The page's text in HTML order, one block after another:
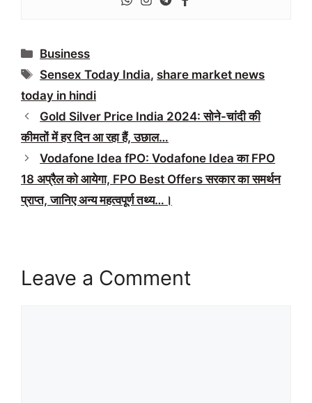
Categories
Business
Tags
Sensex Today India,share market news
today in hindi
Gold Silver Price India 2024: सोने-चांदी की
कीमतों में हर दिन आ रहा हैं, उछाल…
Vodafone Idea fPO: Vodafone Idea का FPO
18 अप्रैल को आयेगा, FPO Best Offers सरकार का समर्थन
प्राप्त, जानिए अन्य महत्वपूर्ण तथ्य…।
Leave a Comment